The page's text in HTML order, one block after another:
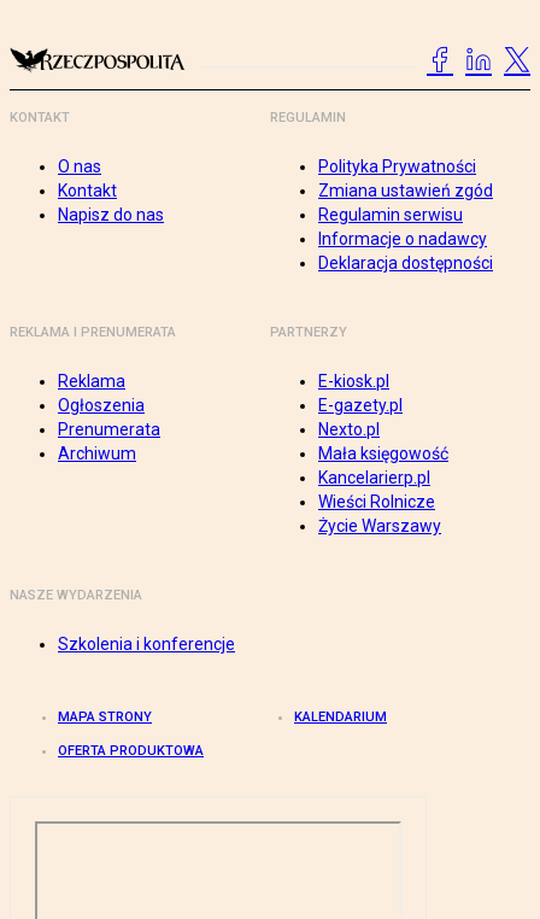
KONTAKT
O nas
Kontakt
Napisz do nas
REGULAMIN
Polityka Prywatności
Zmiana ustawień zgód
Regulamin serwisu
Informacje o nadawcy
Deklaracja dostępności
REKLAMA I PRENUMERATA
Reklama
Ogłoszenia
Prenumerata
Archiwum
PARTNERZY
E-kiosk.pl
E-gazety.pl
Nexto.pl
Mała księgowość
Kancelarierp.pl
Wieści Rolnicze
Życie Warszawy
NASZE WYDARZENIA
Szkolenia i konferencje
MAPA STRONY KALENDARIUM
OFERTA PRODUKTOWA